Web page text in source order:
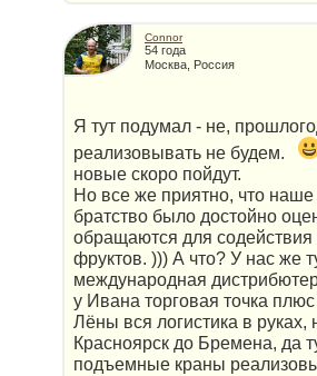
Connor
54 года
Москва, Россия
Я тут подумал - не,
реализовывать не будем.
новые скоро пойдут.
Но все же приятно, что
братство было достойно
обращаются для содействия
фруктов. ))) А что? У нас же
международная
у Ивана торговая точка
Лёны вся логистика в
Красноярск до Бремена, да
подъемные краны